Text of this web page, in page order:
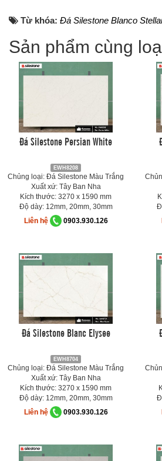
Từ khóa: Đá Silestone Blanco
Sản phẩm cùng
Đá Silestone Persian White
EWH8208
Chủng loại: Đá Silestone Màu Trắng
Xuất xứ: Tây Ban Nha
Kích thước: 3270 x 1590 mm
Độ dày: 12mm, 20mm, 30mm
Liên hệ
0903.930.126
Đá Silestone Blanc Elysee
EWH8704
Chủng loại: Đá Silestone Màu Trắng
Xuất xứ: Tây Ban Nha
Kích thước: 3270 x 1590 mm
Độ dày: 12mm, 20mm, 30mm
Liên hệ
0903.930.126